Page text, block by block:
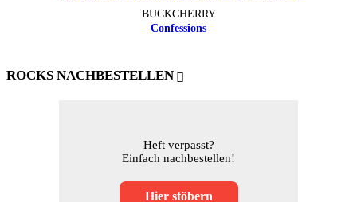
BUCKCHERRY
Confessions
ROCKS NACHBESTELLEN
Heft verpasst?
Einfach nachbestellen!
Hier stöbern